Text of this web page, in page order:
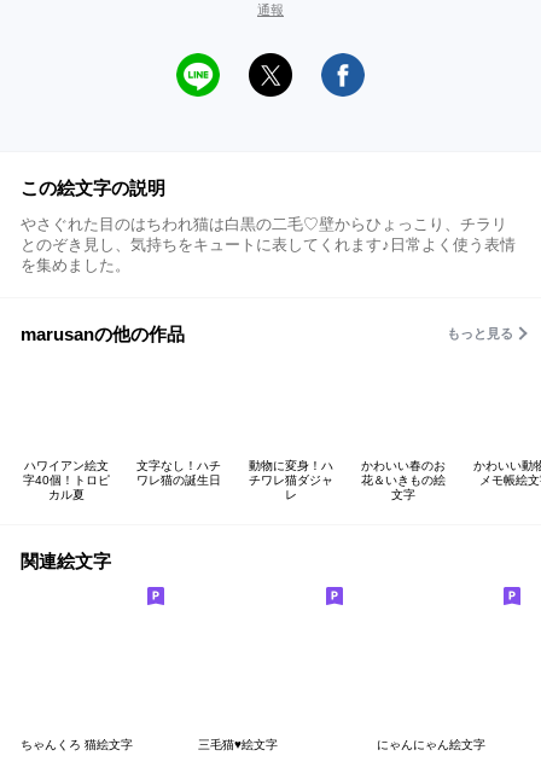
通報
この絵文字の説明
やさぐれた目のはちわれ猫は白黒の二毛♡壁からひょっこり、チラリ
とのぞき見し、気持ちをキュートに表してくれます♪日常よく使う表情
を集めました。
marusanの他の作品 もっと見る
ハワイアン絵文
字40個！トロピ
カル夏
文字なし！ハチ
ワレ猫の誕生日
動物に変身！ハ
チワレ猫ダジャ
レ
かわいい春のお
花＆いきもの絵
文字
かわいい動
メモ帳絵
関連絵文字
ちゃんくろ 猫絵文字 三毛猫♥️絵文字 にゃんにゃん絵文字